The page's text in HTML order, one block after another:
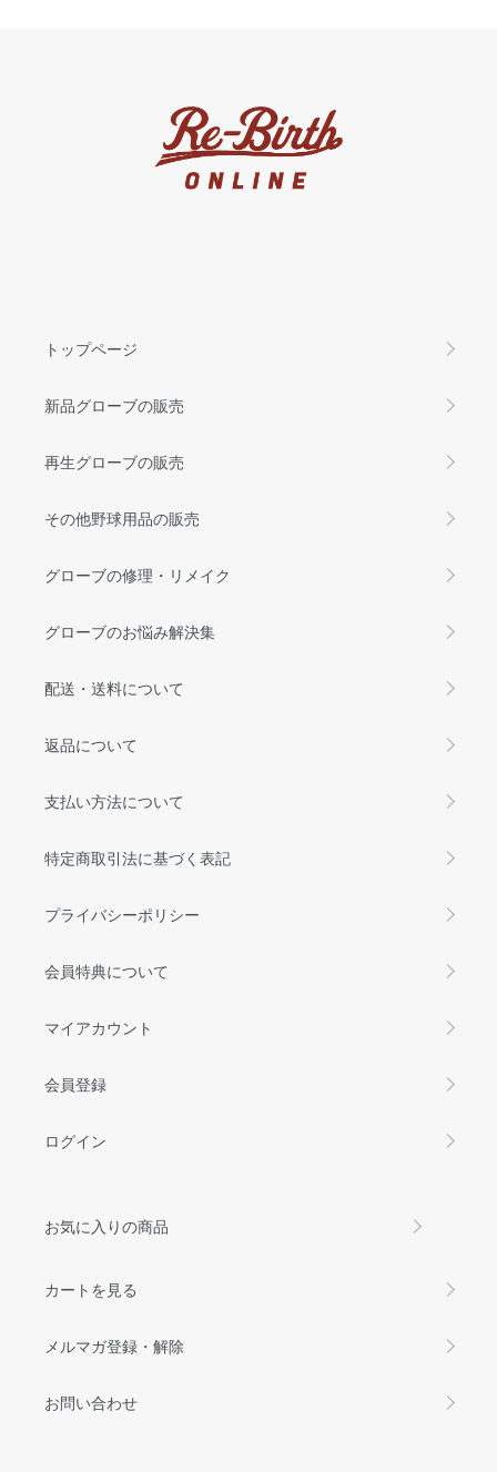
トップページ
新品グローブの販売
再生グローブの販売
その他野球用品の販売
グローブの修理・リメイク
グローブのお悩み解決集
配送・送料について
返品について
支払い方法について
特定商取引法に基づく表記
プライバシーポリシー
会員特典について
マイアカウント
会員登録
ログイン
お気に入りの商品
カートを見る
メルマガ登録・解除
お問い合わせ